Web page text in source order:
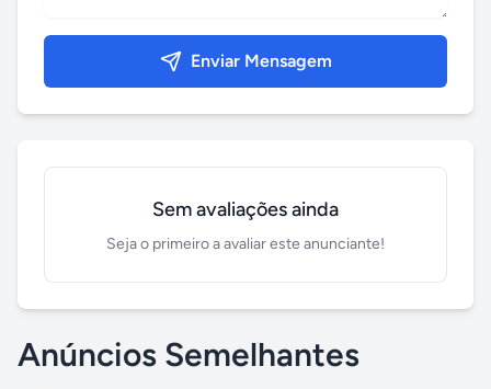
Enviar Mensagem
Sem avaliações ainda
Seja o primeiro a avaliar este anunciante!
Anúncios Semelhantes